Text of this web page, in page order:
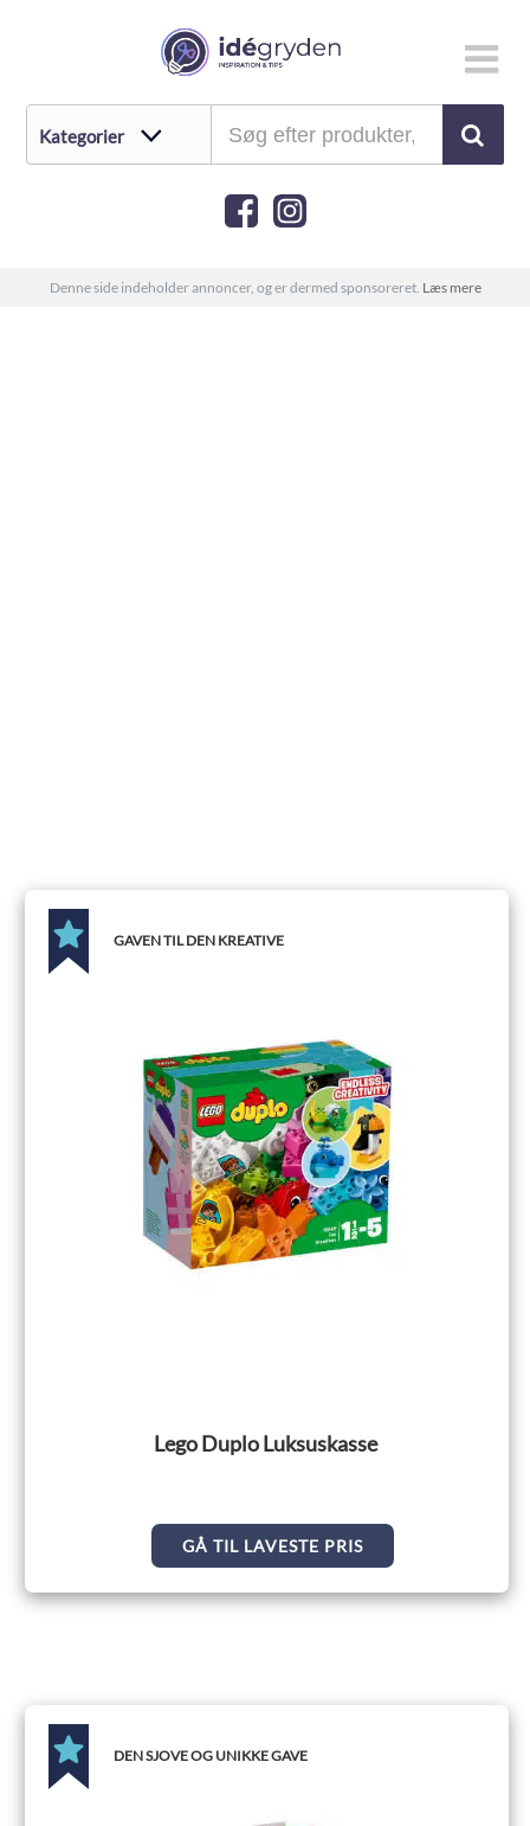
Denne side indeholder annoncer, og er dermed sponsoreret. Læs mere
GAVEN TIL DEN KREATIVE
Lego Duplo Luksuskasse
GÅ TIL LAVESTE PRIS
DEN SJOVE OG UNIKKE GAVE